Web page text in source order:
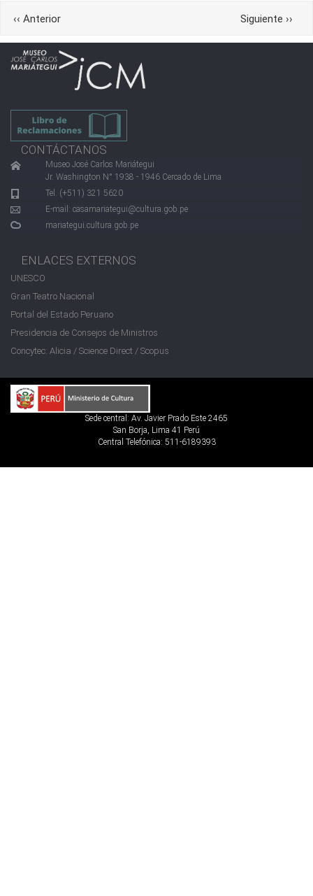
Paginación
‹‹ Anterior Siguiente ››
CONTÁCTANOS
Museo José Carlos Mariátegui
Jr. Washington N° 1938 - 1946 Cercado de Lima
Tel. (+511) 321 5620
E-mail: casamariategui@cultura.gob.pe
mariategui.cultura.gob.pe
ENLACES EXTERNOS
UNESCO
Gran Teatro Nacional
Portal del Estado Peruano
Presidencia de Consejos de Ministros
Concytec: Alicia / Science Direct / Scopus
Sede central: Av. Javier Prado Este 2465
San Borja, Lima 41 Perú
Central Telefónica: 511-6189393